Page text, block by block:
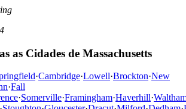
as Cidades de Massachusetts
·Cambridge·Lowell·Brockton·New
·Fall
·Somerville·Framingham·Haverhill·